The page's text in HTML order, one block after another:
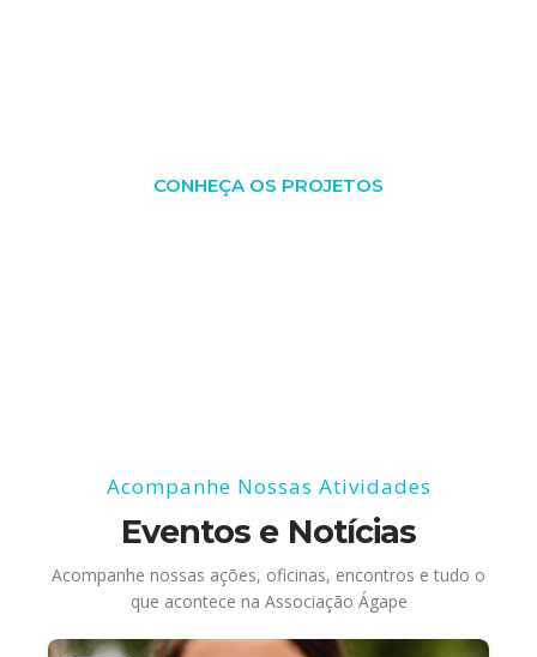
CONHEÇA OS PROJETOS
Acompanhe Nossas Atividades
Eventos e Notícias
Acompanhe nossas ações, oficinas, encontros e tudo o
que acontece na Associação Ágape